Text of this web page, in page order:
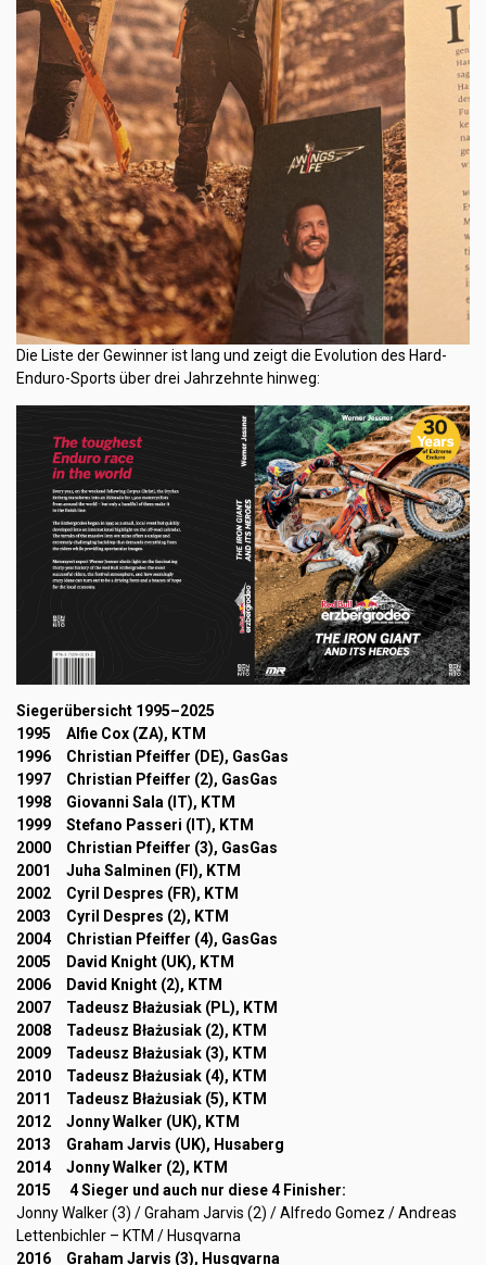
Die Liste der Gewinner ist lang und zeigt die Evolution des Hard-
Enduro-Sports über drei Jahrzehnte hinweg:
Siegerübersicht 1995–2025
1995 Alfie Cox (ZA), KTM
1996 Christian Pfeiffer (DE), GasGas
1997 Christian Pfeiffer (2), GasGas
1998 Giovanni Sala (IT), KTM
1999 Stefano Passeri (IT), KTM
2000 Christian Pfeiffer (3), GasGas
2001 Juha Salminen (FI), KTM
2002 Cyril Despres (FR), KTM
2003 Cyril Despres (2), KTM
2004 Christian Pfeiffer (4), GasGas
2005 David Knight (UK), KTM
2006 David Knight (2), KTM
2007 Tadeusz Błażusiak (PL), KTM
2008 Tadeusz Błażusiak (2), KTM
2009 Tadeusz Błażusiak (3), KTM
2010 Tadeusz Błażusiak (4), KTM
2011 Tadeusz Błażusiak (5), KTM
2012 Jonny Walker (UK), KTM
2013 Graham Jarvis (UK), Husaberg
2014 Jonny Walker (2), KTM
2015 4 Sieger und auch nur diese 4 Finisher:
Jonny Walker (3) / Graham Jarvis (2) / Alfredo Gomez / Andreas
Lettenbichler – KTM / Husqvarna
2016 Graham Jarvis (3), Husqvarna